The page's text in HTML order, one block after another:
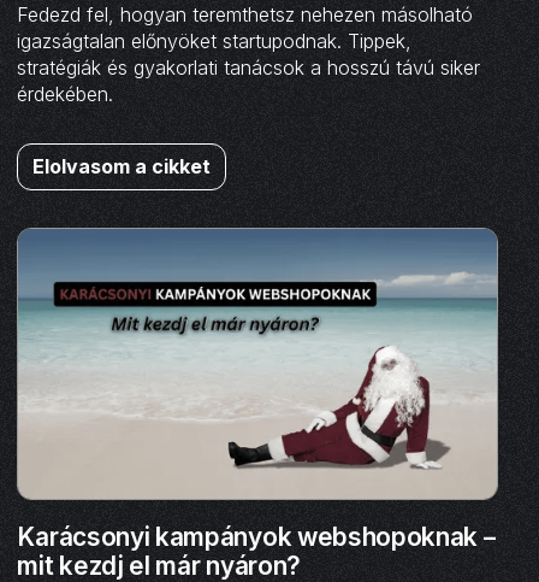
Fedezd fel, hogyan teremthetsz nehezen másolható
igazságtalan előnyöket startupodnak. Tippek,
stratégiák és gyakorlati tanácsok a hosszú távú siker
érdekében.
Elolvasom a cikket
Karácsonyi kampányok webshopoknak –
mit kezdj el már nyáron?